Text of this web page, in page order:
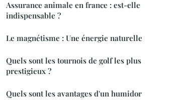
Assurance animale en france : est-elle
indispensable ?
Le magnétisme : Une énergie naturelle
Quels sont les tournois de golf les plus
prestigieux ?
Quels sont les avantages d'un humidor